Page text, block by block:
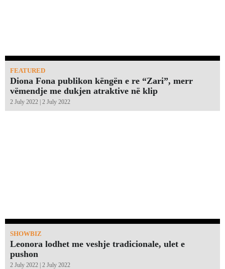
FEATURED
Diona Fona publikon këngën e re “Zari”, merr
vëmendje me dukjen atraktive në klip
2 July 2022 | 2 July 2022
SHOWBIZ
Leonora lodhet me veshje tradicionale, ulet e
pushon
2 July 2022 | 2 July 2022